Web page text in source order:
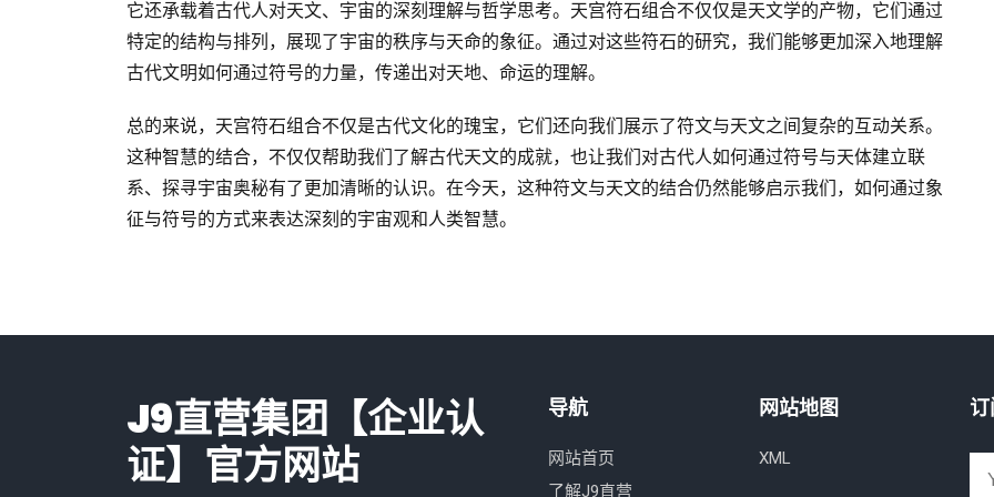
它还承载着古代人对天文、宇宙的深刻理解与哲学思考。天宫符石组合不仅仅是天文学的产物，它们通过
特定的结构与排列，展现了宇宙的秩序与天命的象征。通过对这些符石的研究，我们能够更加深入地理解
古代文明如何通过符号的力量，传递出对天地、命运的理解。
总的来说，天宫符石组合不仅是古代文化的瑰宝，它们还向我们展示了符文与天文之间复杂的互动关系。
这种智慧的结合，不仅仅帮助我们了解古代天文的成就，也让我们对古代人如何通过符号与天体建立联
系、探寻宇宙奥秘有了更加清晰的认识。在今天，这种符文与天文的结合仍然能够启示我们，如何通过象
征与符号的方式来表达深刻的宇宙观和人类智慧。
J9直营集团【企业认
证】官方网站
导航
网站首页
了解J9直营
网站地图
XML